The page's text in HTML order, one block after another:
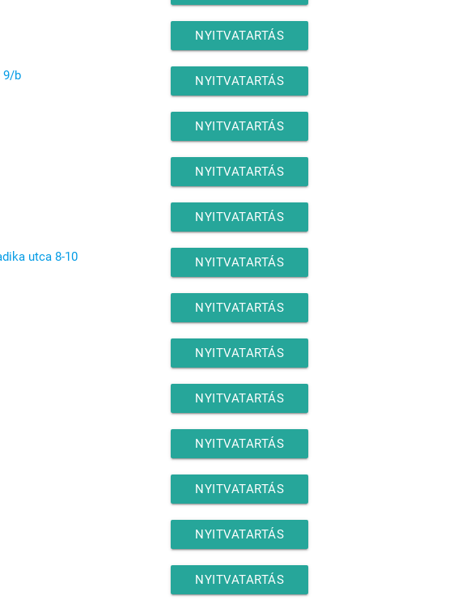
NYITVATARTÁS
9/b NYITVATARTÁS
NYITVATARTÁS
NYITVATARTÁS
NYITVATARTÁS
utca 8-10 NYITVATARTÁS
NYITVATARTÁS
NYITVATARTÁS
NYITVATARTÁS
NYITVATARTÁS
NYITVATARTÁS
NYITVATARTÁS
NYITVATARTÁS